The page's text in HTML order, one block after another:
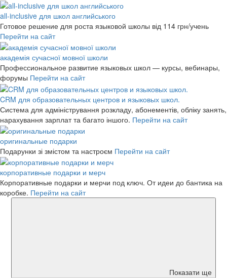
all-inclusive для школ английського
Готовое решение для роста языковой школы від 114 грн/учень
Перейти на сайт
академія сучасної мовної школи
Профессиональное развитие языковых школ — курсы, вебинары,
форумы Перейти на сайт
CRM для образовательных центров и языковых школ.
Система для адміністрування розкладу, абонементів, обліку занять,
нарахування зарплат та багато іншого. Перейти на сайт
оригинальные подарки
Подарунки зі змістом та настроєм Перейти на сайт
корпоративные подарки и мерч
Корпоративные подарки и мерчи под ключ. От идеи до бантика на
коробке. Перейти на сайт
Показати ще